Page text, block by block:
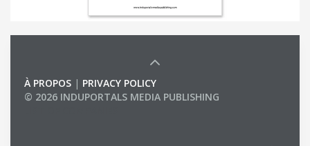
À PROPOS | PRIVACY POLICY
© 2026 INDUPORTALS MEDIA PUBLISHING